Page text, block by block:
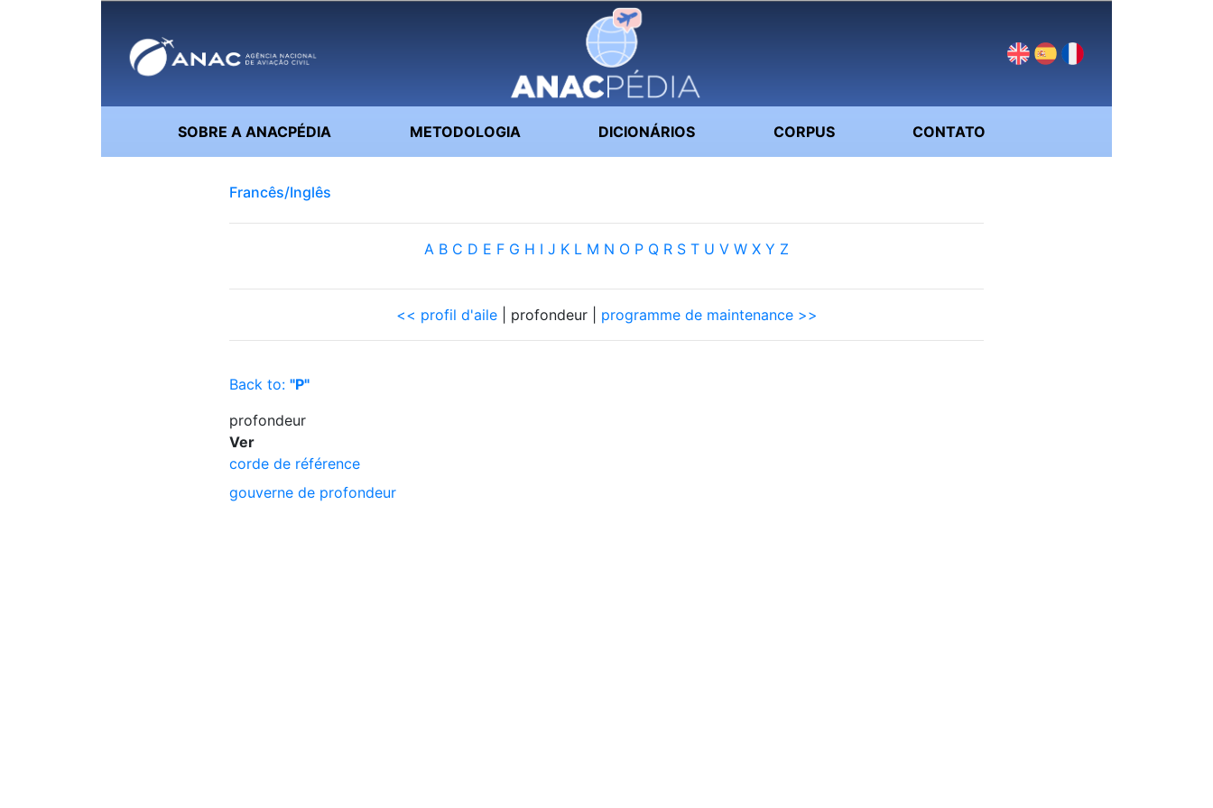
SOBRE A ANACPÉDIA METODOLOGIA DICIONÁRIOS CORPUS CONTATO
Francês/Inglês
A B C D E F G H I J K L M N O P Q R S T U V W X Y Z
<< profil d'aile| profondeur | programme de maintenance >>
Back to: "P"
profondeur
Ver
corde de référence
gouverne de profondeur